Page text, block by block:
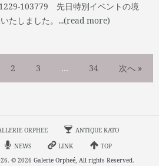
103779 先日特別イベントの境
たしました。...(read more)
2 3 … 34 次へ »
ORPHEE
ANTIQUE KATO
NEWS LINK
TOP
© 2026 Galerie Orpheé, All rights Reserved.